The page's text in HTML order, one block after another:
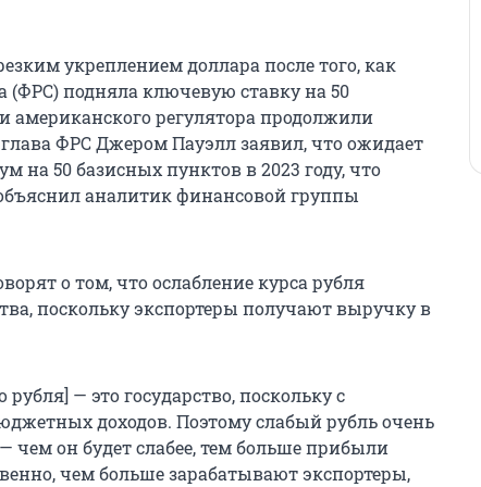
укреплением доллара после того, как
(ФРС) подняла ключевую ставку на 50
американского регулятора продолжили
ФРС Джером Пауэлл заявил, что ожидает
на 50 базисных пунктов в 2023 году, что
аналитик финансовой группы
о том, что ослабление курса рубля
поскольку экспортеры получают выручку в
— это государство, поскольку с
доходов. Поэтому слабый рубль очень
чем он будет слабее, тем больше прибыли
чем больше зарабатывают экспортеры,